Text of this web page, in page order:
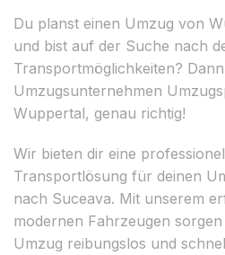
Du planst einen Umzug von
und bist auf der Suche nach
Transportmöglichkeiten?
Umzugsunternehmen
Wuppertal, genau richtig!
Wir bieten dir eine
Transportlösung für deinen
nach Suceava. Mit unserem
modernen Fahrzeugen
Umzug reibungslos und